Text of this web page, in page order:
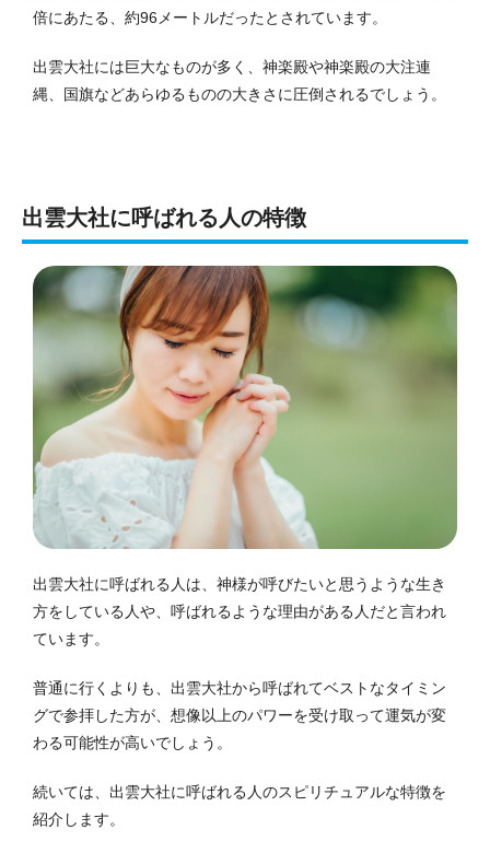
倍にあたる、約96メートルだったとされています。
出雲大社には巨大なものが多く、神楽殿や神楽殿の大注連
縄、国旗などあらゆるものの大きさに圧倒されるでしょう。
出雲大社に呼ばれる人の特徴
出雲大社に呼ばれる人は、神様が呼びたいと思うような生き
方をしている人や、呼ばれるような理由がある人だと言われ
ています。
普通に行くよりも、出雲大社から呼ばれてベストなタイミン
グで参拝した方が、想像以上のパワーを受け取って運気が変
わる可能性が高いでしょう。
続いては、出雲大社に呼ばれる人のスピリチュアルな特徴を
紹介します。